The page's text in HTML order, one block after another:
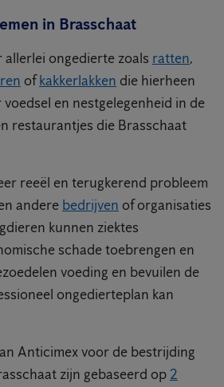
in Brasschaat
ongedierte zoals ratten,
ofkakkerlakken die hierheen
en nestgelegenheid in de
restaurantjes die Brasschaat
reeël en terugkerend probleem
andere bedrijven of organisaties
kunnen ziektes
schade toebrengen en
voeding en bevuilen de
ongedierteplan kan
Anticimex voor de bestrijding
zijn gebaseerd op 2